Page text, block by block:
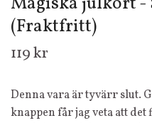
(Fraktfritt)
119 kr
Denna vara är tyvärr slut.
knappen får jag veta att